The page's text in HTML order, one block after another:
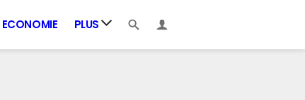
ECONOMIE PLUS